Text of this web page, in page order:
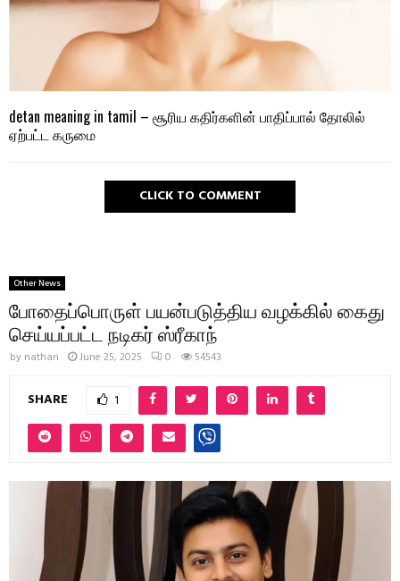
detan meaning in tamil – சூரிய கதிர்களின் பாதிப்பால் தோலில்
ஏற்பட்ட கருமை
CLICK TO COMMENT
Other News
போதைப்பொருள் பயன்படுத்திய வழக்கில் கைது
செய்யப்பட்ட நடிகர் ஸ்ரீகாந்
by nathan June 25, 2025 0 54543
SHARE 1